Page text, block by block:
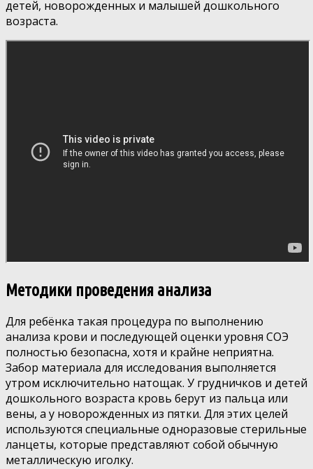
детей, новорожденных и малышей дошкольного
возраста.
Методики проведения анализа
Для ребёнка такая процедура по выполнению
анализа крови и последующей оценки уровня СОЭ
полностью безопасна, хотя и крайне неприятна.
Забор материала для исследования выполняется
утром исключительно натощак. У грудничков и детей
дошкольного возраста кровь берут из пальца или
вены, а у новорожденных из пятки. Для этих целей
используются специальные одноразовые стерильные
ланцеты, которые представляют собой обычную
металлическую иголку.